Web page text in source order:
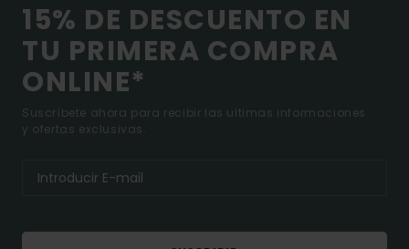
15% DE DESCUENTO EN
TU PRIMERA COMPRA
ONLINE*
Suscríbete ahora para recibir las ultimas informaciones
y ofertas exclusivas.